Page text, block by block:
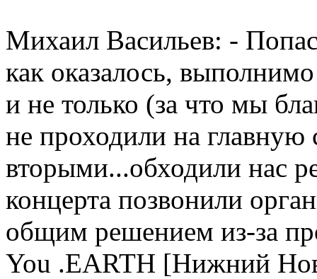
Михаил Васильев: -
как оказалось,
и не только (за что мы
не проходили на главную
вторыми...обходили нас
концерта позвонили
общим решением из-за
You .EARTH [Нижний